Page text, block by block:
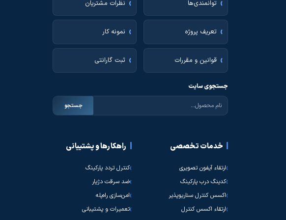
توانمندی‌ها نظرات مشتریان
تعریف پروژه نمونه کار
قوانین و مقررات ثبت گارانتی
جستجوی سایت
جستجو
خدمات تخصصی
ارتقاء آیفون تصویری
کدینگ درب پارکینگ
اکسس کنترل سناریوپذیر
ارتقاء اکسس کنترل
راهکارها و پشتیبانی
کنترل تردد پارکینگ
ضد سرقت دژیار
امن‌سازی راه‌پله
تعمیرات و پشتیبانی